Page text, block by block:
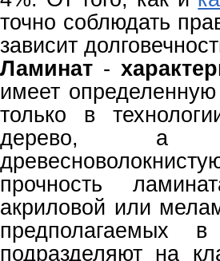
точно соблюдать
зависит
Ламинат -
имеет
только в
дерево, а
прочность
акриловой или
предполагаемых
подразделяют на